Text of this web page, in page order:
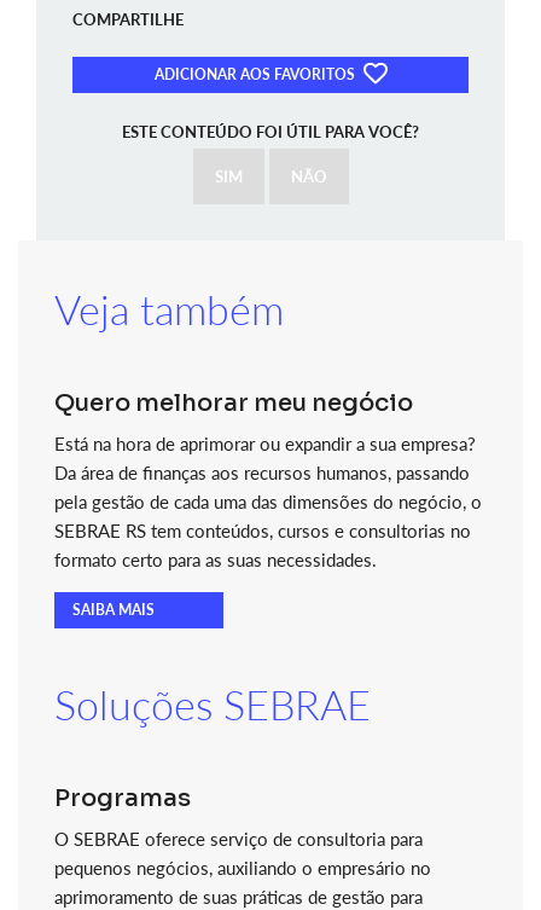
COMPARTILHE
ADICIONAR AOS FAVORITOS
ESTE CONTEÚDO FOI ÚTIL PARA VOCÊ?
SIM NÃO
Veja também
Quero melhorar meu negócio
Está na hora de aprimorar ou expandir a sua empresa?
Da área de finanças aos recursos humanos, passando
pela gestão de cada uma das dimensões do negócio, o
SEBRAE RS tem conteúdos, cursos e consultorias no
formato certo para as suas necessidades.
SAIBA MAIS
Soluções SEBRAE
Programas
O SEBRAE oferece serviço de consultoria para
pequenos negócios, auxiliando o empresário no
aprimoramento de suas práticas de gestão para